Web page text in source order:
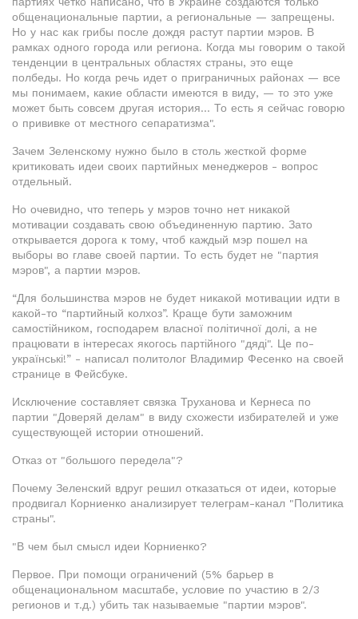
общенациональные партии, а региональные — запрещены.
Но у нас как грибы после дождя растут партии мэров. В
рамках одного города или региона. Когда мы говорим о такой
тенденции в центральных областях страны, это еще
полбеды. Но когда речь идет о приграничных районах — все
мы понимаем, какие области имеются в виду, — то это уже
может быть совсем другая история... То есть я сейчас говорю
о прививке от местного сепаратизма".
Зачем Зеленскому нужно было в столь жесткой форме
критиковать идеи своих партийных менеджеров - вопрос
отдельный.
Но очевидно, что теперь у мэров точно нет никакой
мотивации создавать свою объединенную партию. Зато
открывается дорога к тому, чтоб каждый мэр пошел на
выборы во главе своей партии. То есть будет не "партия
мэров", а партии мэров.
“Для большинства мэров не будет никакой мотивации идти в
какой-то “партийный колхоз”. Краще бути заможним
самостійником, господарем власної політичної долі, а не
працювати в інтересах якогось партійного "дяді". Це по-
українські!” - написал политолог Владимир Фесенко на своей
странице в Фейсбуке.
Исключение составляет связка Труханова и Кернеса по
партии "Доверяй делам" в виду схожести избирателей и уже
существующей истории отношений.
Отказ от "большого передела"?
Почему Зеленский вдруг решил отказаться от идеи, которые
продвигал Корниенко анализирует телеграм-канал "Политика
страны".
"В чем был смысл идеи Корниенко?
Первое. При помощи ограничений (5% барьер в
общенациональном масштабе, условие по участию в 2/3
регионов и т.д.) убить так называемые "партии мэров".